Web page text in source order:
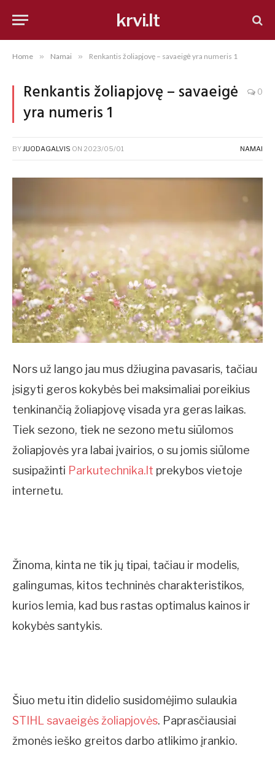
krvi.lt
Home » Namai » Renkantis žoliapjovę – savaeigė yra numeris 1
Renkantis žoliapjovę – savaeigė
yra numeris 1
0
BYJUODAGALVIS ON 2023/05/01 NAMAI
Nors už lango jau mus džiugina pavasaris, tačiau
įsigyti geros kokybės bei maksimaliai poreikius
tenkinančią žoliapjovę visada yra geras laikas.
Tiek sezono, tiek ne sezono metu siūlomos
žoliapjovės yra labai įvairios, o su jomis siūlome
susipažinti Parkutechnika.lt prekybos vietoje
internetu.
Žinoma, kinta ne tik jų tipai, tačiau ir modelis,
galingumas, kitos techninės charakteristikos,
kurios lemia, kad bus rastas optimalus kainos ir
kokybės santykis.
Šiuo metu itin didelio susidomėjimo sulaukia
STIHL savaeigės žoliapjovės. Paprasčiausiai
žmonės ieško greitos darbo atlikimo įrankio.